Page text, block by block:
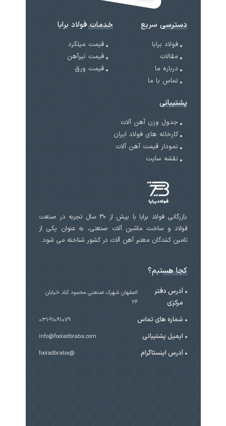
دسترسی سریع
فولاد برابا
مقالات
درباره ما
تماس با ما
خدمات فولاد برابا
قیمت میلگرد
قیمت تیرآهن
قیمت ورق
پشتیبانی
جدول وزن آهن آلات
کارخانه های فولاد ایران
نمودار قیمت آهن آلات
نقشه سایت
بازرگانی فولاد برابا با بیش از 30 سال تجربه در صنعت
فولاد و ساخت ماشین آلات صنعتی، به عنوان یکی از
تامین کنندگان معتبر آهن آلات در کشور شناخته می شود.
کجا هستیم؟
آدرس دفتر
مرکزی
اصفهان شهرک صنعتی محمود آباد خیابان
۲۶
شماره های تماس 031-91091079
ایمیل پشتیبانی info@fooladbraba.com
آدرس اینستاگرام @fooladbraba